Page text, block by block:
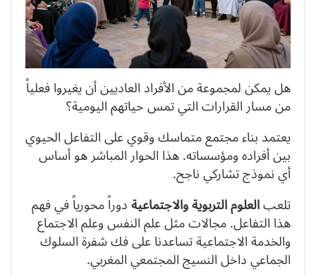
هل يمكن لمجموعة من الأفراد العاديين أن يغيروا فعلياً
من مسار القرارات التي تمس حياتهم اليومية؟
يعتمد بناء مجتمع متماسك وقوي على التفاعل الحيوي
بين أفراده ومؤسساته. هذا الحوار المباشر هو أساس
أي نموذج تشاركي ناجح.
تلعبالعلوم التربوية والاجتماعيةدوراً محورياً في فهم
هذا التفاعل. مجالات مثل علم النفس وعلم الاجتماع
والخدمة الاجتماعية تساعدنا على فك شفرة السلوك
الجماعي داخل النسيج المجتمعي المغربي.